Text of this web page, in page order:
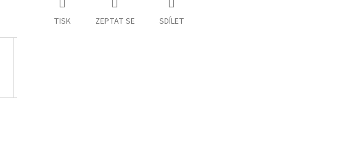
TISK ZEPTAT SE SDÍLET